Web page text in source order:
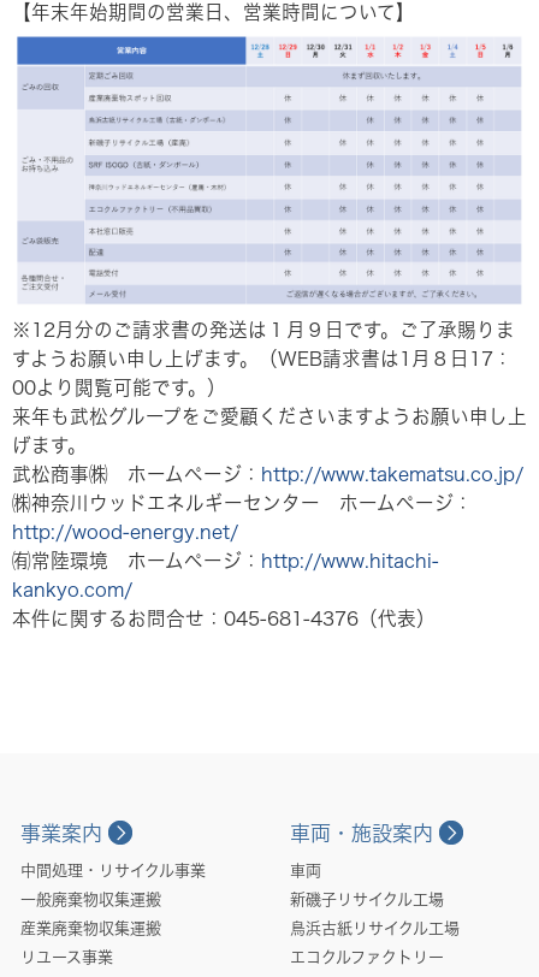
【年末年始期間の営業日、営業時間について】
※12月分のご請求書の発送は１月９日です。ご了承賜りま
すようお願い申し上げます。（WEB請求書は1月８日17：
00より閲覧可能です。）
来年も武松グループをご愛顧くださいますようお願い申し上
げます。
武松商事㈱ ホームページ： http://www.takematsu.co.jp/
㈱神奈川ウッドエネルギーセンター ホームページ：
http://wood-energy.net/
㈲常陸環境 ホームページ： http://www.hitachi-
kankyo.com/
本件に関するお問合せ：045-681-4376（代表）
事業案内
中間処理・リサイクル事業
一般廃棄物収集運搬
産業廃棄物収集運搬
リユース事業
車両・施設案内
車両
新磯子リサイクル工場
鳥浜古紙リサイクル工場
エコクルファクトリー